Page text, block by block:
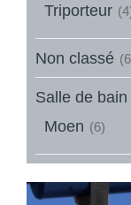
Triporteur
Non classé
Salle de bain
Moen (6)